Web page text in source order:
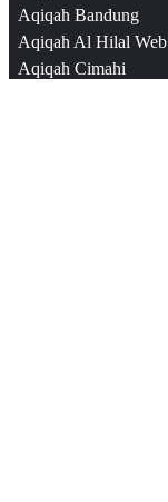
Aqiqah Bandung
Aqiqah Al Hilal Web
Aqiqah Cimahi